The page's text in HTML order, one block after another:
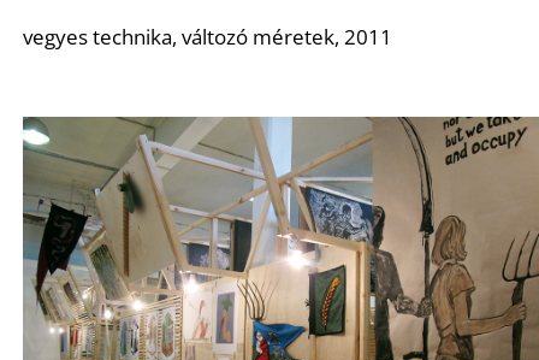
vegyes technika, változó méretek, 2011